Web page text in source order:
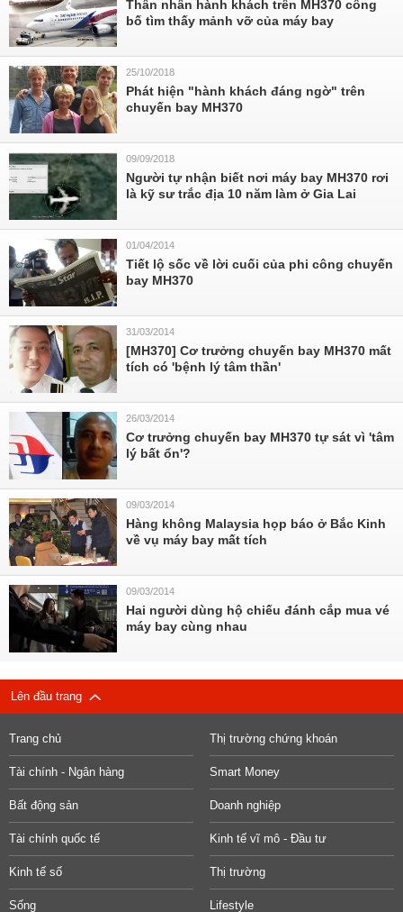
Thân nhân hành khách trên MH370 công
bố tìm thấy mảnh vỡ của máy bay
25/10/2018
Phát hiện "hành khách đáng ngờ" trên
chuyến bay MH370
09/09/2018
Người tự nhận biết nơi máy bay MH370 rơi
là kỹ sư trắc địa 10 năm làm ở Gia Lai
01/04/2014
Tiết lộ sốc về lời cuối của phi công chuyến
bay MH370
31/03/2014
[MH370] Cơ trưởng chuyến bay MH370 mất
tích có 'bệnh lý tâm thần'
26/03/2014
Cơ trưởng chuyến bay MH370 tự sát vì 'tâm
lý bất ổn'?
09/03/2014
Hàng không Malaysia họp báo ở Bắc Kinh
về vụ máy bay mất tích
09/03/2014
Hai người dùng hộ chiếu đánh cắp mua vé
máy bay cùng nhau
Lên đầu trang
Trang chủ Thị trường chứng khoán
Tài chính - Ngân hàng Smart Money
Bất động sản Doanh nghiệp
Tài chính quốc tế Kinh tế vĩ mô - Đầu tư
Kinh tế số Thị trường
Sống Lifestyle